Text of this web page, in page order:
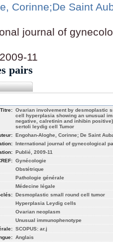
Corinne;De Saint
journal of
11
pairs
Titre: Ovarian involvement by desmoplastic
cell hyperplasia showing an unusual
negative, calretinin and inhibin
sertoli leydig cell Tumor
Engohan-Aloghe, Corinne; De Saint
International journal of gynecological
Publié, 2009-11
Gynécologie
Obstétrique
Pathologie générale
Médecine légale
clés: Desmoplastic small round cell tumor
Hyperplasia Leydig cells
Ovarian neoplasm
Unusual immunophenotype
SCOPUS: ar.j
Anglais